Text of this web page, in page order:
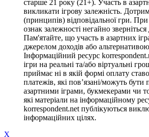
старше 21 року (21+). Участь в
викликати ігрову залежність.
(принципів) відповідальної гри.
ознак залежності негайно зверніться
Пам'ятайте, що участь в азартних
джерелом доходів або
Інформаційний ресурс
ігри на реальні та/або віртуальні
приймає ні в якій формі оплату
платежів, які пов’язані/можуть бути
азартними іграми, букмекерами чи
які матеріали на інформаційному
korrespondent.net публікуються
інформаційних цілях.
X